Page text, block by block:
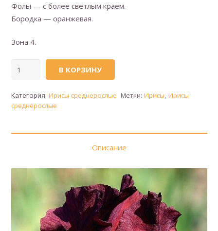
Фолы — с более светлым краем.
Бородка — оранжевая.
Зона 4.
GARNET
В КОРЗИНУ
Категория: Ирисы среднерослые Метки: Ирисы, Ирисы
среднерослые
Описание